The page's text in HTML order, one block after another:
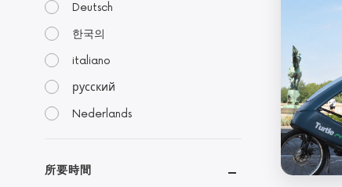
Deutsch
한국의
italiano
русский
Nederlands
所要時間